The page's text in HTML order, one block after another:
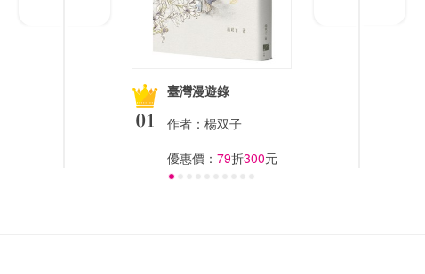
臺灣漫遊錄
作者： 楊双子
優惠價： 79折300元